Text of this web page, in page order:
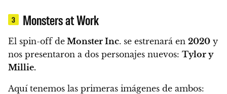
3 Monsters at Work
El spin-off de Monster Inc. se estrenará en 2020 y
nos presentaron a dos personajes nuevos: Tylor y
Millie.
Aquí tenemos las primeras imágenes de ambos: